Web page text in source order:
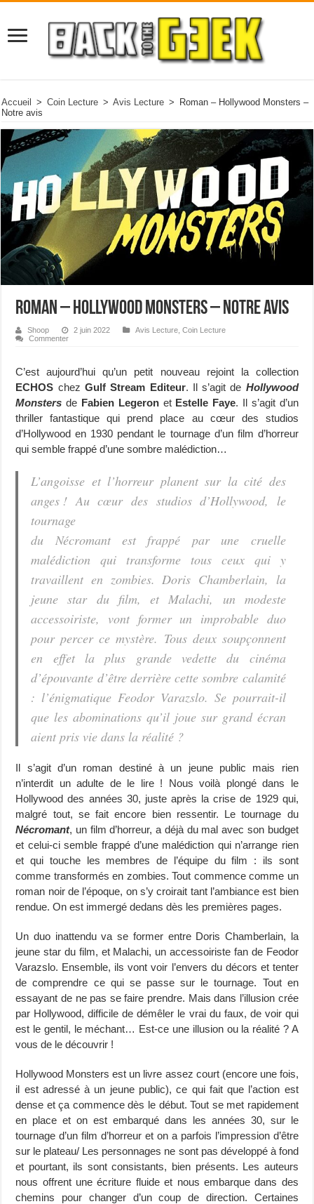
Accueil > Coin Lecture > Avis Lecture >
Roman – Hollywood Monsters –
Notre avis
Roman – Hollywood Monsters – Notre avis
Shoop 2 juin 2022 Avis Lecture ,Coin Lecture
Commenter
C’est aujourd’hui qu’un petit nouveau rejoint la collection
ECHOS chez Gulf Stream Editeur. Il s’agit de Hollywood
Monsters de Fabien Legeronet Estelle Faye. Il s’agit d’un
thriller fantastique qui prend place au cœur des studios
d’Hollywood en 1930 pendant le tournage d’un film d’horreur
qui semble frappé d’une sombre malédiction…
L’angoisse et l’horreur planent sur la cité des
anges ! Au cœur des studios d’Hollywood, le
tournage
du Nécromant est frappé par une cruelle
malédiction qui transforme tous ceux qui y
travaillent en zombies. Doris Chamberlain, la
jeune star du film, et Malachi, un modeste
accessoiriste, vont former un improbable duo
pour percer ce mystère. Tous deux soupçonnent
en effet la plus grande vedette du cinéma
d’épouvante d’être derrière cette sombre calamité
: l’énigmatique Feodor Varazslo. Se pourrait-il
que les abominations qu’il joue sur grand écran
aient pris vie dans la réalité ?
Il s’agit d’un roman destiné à un jeune public mais rien
n’interdit un adulte de le lire ! Nous voilà plongé dans le
Hollywood des années 30, juste après la crise de 1929 qui,
malgré tout, se fait encore bien ressentir. Le tournage du
Nécromant, un film d’horreur, a déjà du mal avec son budget
et celui-ci semble frappé d’une malédiction qui n’arrange rien
et qui touche les membres de l’équipe du film : ils sont
comme transformés en zombies. Tout commence comme un
roman noir de l’époque, on s’y croirait tant l’ambiance est bien
rendue. On est immergé dedans dès les premières pages.
Un duo inattendu va se former entre Doris Chamberlain, la
jeune star du film, et Malachi, un accessoiriste fan de Feodor
Varazslo. Ensemble, ils vont voir l’envers du décors et tenter
de comprendre ce qui se passe sur le tournage. Tout en
essayant de ne pas se faire prendre. Mais dans l’illusion crée
par Hollywood, difficile de démêler le vrai du faux, de voir qui
est le gentil, le méchant… Est-ce une illusion ou la réalité ? A
vous de le découvrir !
Hollywood Monsters est un livre assez court (encore une fois,
il est adressé à un jeune public), ce qui fait que l’action est
dense et ça commence dès le début. Tout se met rapidement
en place et on est embarqué dans les années 30, sur le
tournage d’un film d’horreur et on a parfois l’impression d’être
sur le plateau/ Les personnages ne sont pas développé à fond
et pourtant, ils sont consistants, bien présents. Les auteurs
nous offrent une écriture fluide et nous embarque dans des
chemins pour changer d’un coup de direction. Certaines